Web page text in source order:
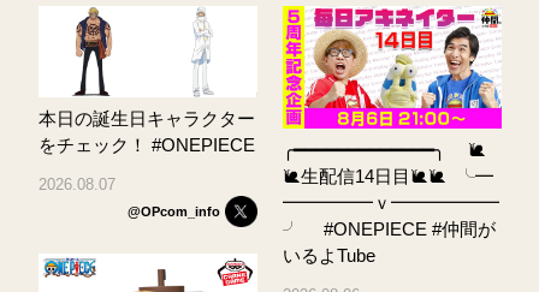
本日の誕生日キャラクター
をチェック！ #ONEPIECE
2026.08.07
@OPcom_info
╭━━━━━━━━━━━━━╮ ⠀ 🐌
🐌生配信14日目🐌🐌 ╰━
━━━━━ｖ━━━━━━
╯ ⠀ #ONEPIECE #仲間が
いるよTube